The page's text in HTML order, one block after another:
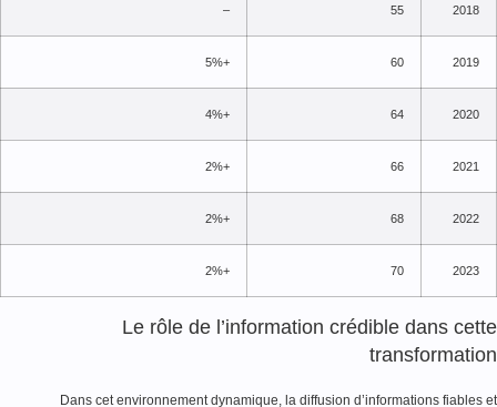
2018
55
2019
60
2020
64
2021
66
2022
68
2023
70
Le rôle de l’information crédible dans
Dans cet environnement dynamique, la diffusion d’informations fiables